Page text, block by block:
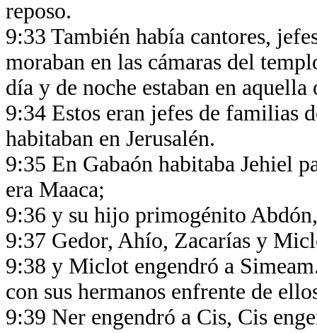
reposo.
9:33 También había cantores,
moraban en las cámaras del
día y de noche estaban en
9:34 Estos eran jefes de familias
habitaban en Jerusalén.
9:35 En Gabaón habitaba Jehiel
era Maaca;
9:36 y su hijo primogénito
9:37 Gedor, Ahío, Zacarías y
9:38 y Miclot engendró a
con sus hermanos enfrente de
9:39 Ner engendró a Cis, Cis